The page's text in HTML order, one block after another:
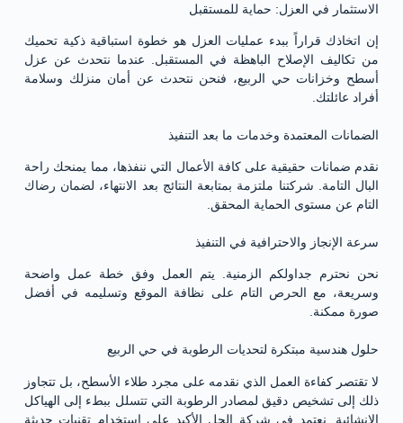
الاستثمار في العزل: حماية للمستقبل
إن اتخاذك قراراً ببدء عمليات العزل هو خطوة استباقية ذكية تحميك
من تكاليف الإصلاح الباهظة في المستقبل. عندما نتحدث عن عزل
أسطح وخزانات حي الربيع، فنحن نتحدث عن أمان منزلك وسلامة
أفراد عائلتك.
الضمانات المعتمدة وخدمات ما بعد التنفيذ
نقدم ضمانات حقيقية على كافة الأعمال التي ننفذها، مما يمنحك راحة
البال التامة. شركتنا ملتزمة بمتابعة النتائج بعد الانتهاء، لضمان رضاك
التام عن مستوى الحماية المحقق.
سرعة الإنجاز والاحترافية في التنفيذ
نحن نحترم جداولكم الزمنية. يتم العمل وفق خطة عمل واضحة
وسريعة، مع الحرص التام على نظافة الموقع وتسليمه في أفضل
صورة ممكنة.
حلول هندسية مبتكرة لتحديات الرطوبة في حي الربيع
لا تقتصر كفاءة العمل الذي نقدمه على مجرد طلاء الأسطح، بل تتجاوز
ذلك إلى تشخيص دقيق لمصادر الرطوبة التي تتسلل ببطء إلى الهياكل
الإنشائية. نعتمد في شركة الحل الأكيد على استخدام تقنيات حديثة